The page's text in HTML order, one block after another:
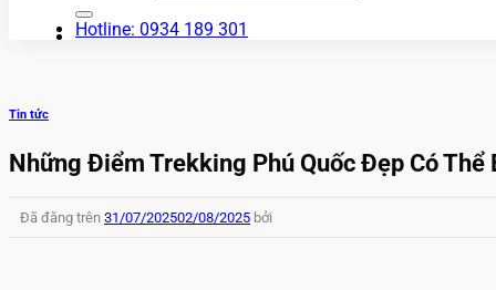
Hotline: 0934 189 301
Tin tức
Những Điểm Trekking Phú Quốc Đẹp Có Thể
Đã đăng trên 31/07/202502/08/2025 bởi